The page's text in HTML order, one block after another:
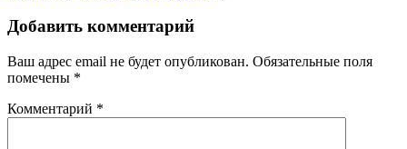
Добавить комментарий
Ваш адрес email не будет опубликован. Обязательные поля
помечены *
Комментарий *